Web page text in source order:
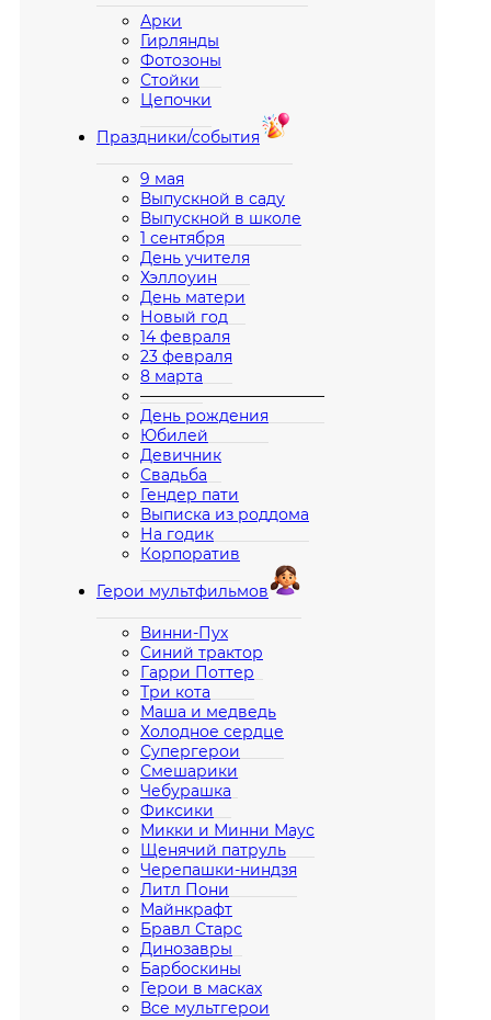
Арки
Гирлянды
Фотозоны
Стойки
Цепочки
Праздники/события
9 мая
Выпускной в саду
Выпускной в школе
1 сентября
День учителя
Хэллоуин
День матери
Новый год
14 февраля
23 февраля
8 марта
————————————
День рождения
Юбилей
Девичник
Свадьба
Гендер пати
Выписка из роддома
На годик
Корпоратив
Герои мультфильмов
Винни-Пух
Синий трактор
Гарри Поттер
Три кота
Маша и медведь
Холодное сердце
Супергерои
Смешарики
Чебурашка
Фиксики
Микки и Минни Маус
Щенячий патруль
Черепашки-ниндзя
Литл Пони
Майнкрафт
Бравл Старс
Динозавры
Барбоскины
Герои в масках
Все мультгерои